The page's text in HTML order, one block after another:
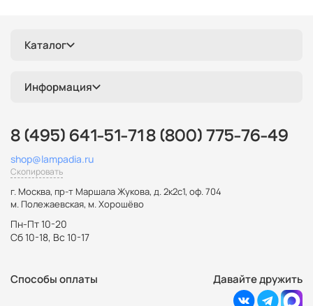
Каталог
Информация
8 (495) 641-51-71 8 (800) 775-76-49
shop@lampadia.ru
Скопировать
г. Москва, пр-т Маршала Жукова, д. 2к2с1, оф. 704
м. Полежаевская, м. Хорошёво
Пн-Пт 10-20
Сб 10-18, Вс 10-17
Способы оплаты Давайте дружить